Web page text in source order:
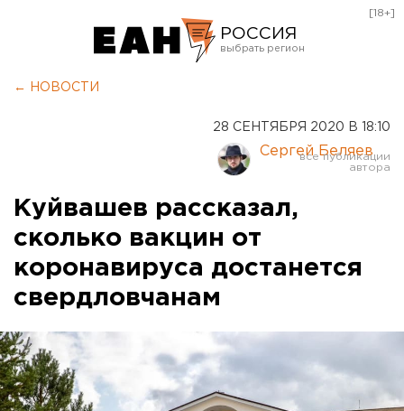
РОССИЯ
Курган
Оренбург
[18+]
← НОВОСТИ
28 СЕНТЯБРЯ 2020 В 18:10
Сергей Беляев
Куйвашев рассказал,
сколько вакцин от
коронавируса достанется
свердловчанам